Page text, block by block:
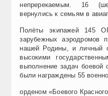
непререкаемым. 16
вернулись к семьям в
Полёты экипажей 145
зарубежных аэродромов
нашей Родины, и личный
высокими
выполнение задач
были награждены 55
орденом «Боевого